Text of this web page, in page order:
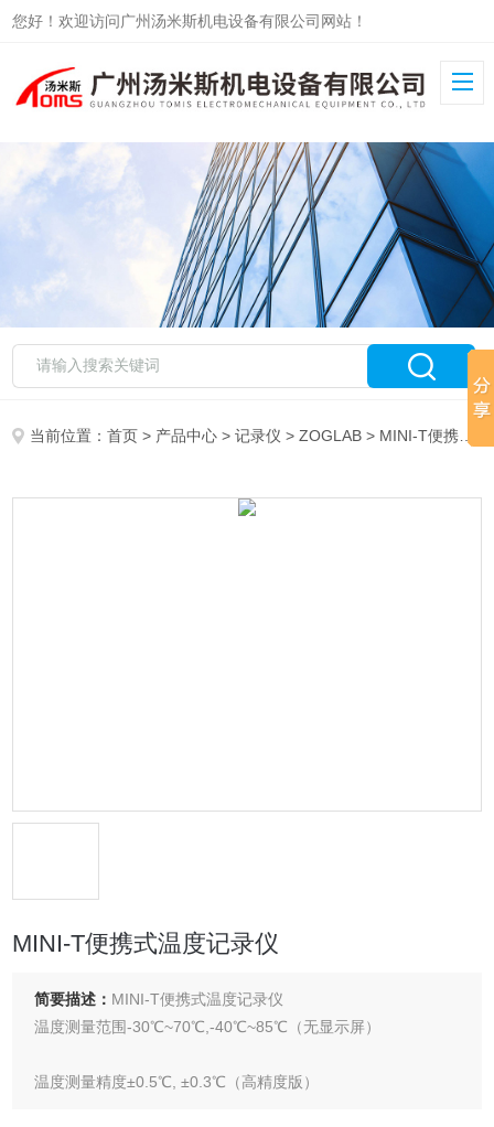
您好！欢迎访问广州汤米斯机电设备有限公司网站！
当前位置：首页 > 产品中心 >记录仪 >ZOGLAB > MINI-T便携式温度记录仪
MINI-T便携式温度记录仪
简要描述： MINI-T便携式温度记录仪
温度测量范围-30℃~70℃,-40℃~85℃（无显示屏）
温度测量精度±0.5℃, ±0.3℃（高精度版）